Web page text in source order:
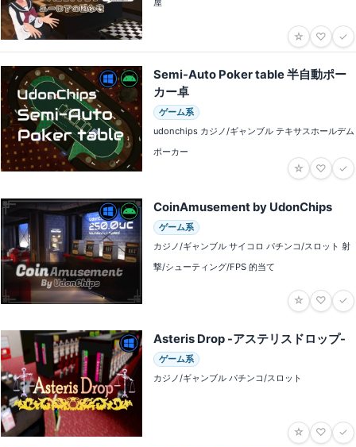
屋
☆ ♡ ✓
Semi-Auto Poker table 半自動ポー
カー卓
ゲーム系
udonchips カジノ/ギャンブル テキサスホールデム
ポーカー
☆ ♡ ✓
CoinAmusement by UdonChips
ゲーム系
カジノ/ギャンブル サイコロ パチンコ/スロット 射
撃/シューティング/FPS 的当て
☆ ♡ ✓
Asteris Drop -アステリスドロップ-
ゲーム系
カジノ/ギャンブル パチンコ/スロット
☆ ♡ ✓